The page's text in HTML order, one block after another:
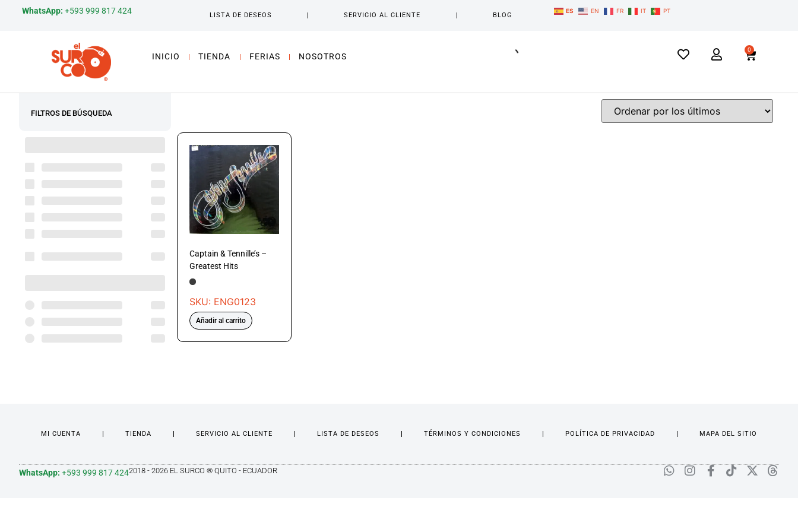
WhatsApp: +593 999 817 424 LISTA DE DESEOS SERVICIO AL CLIENTE BLOG
ES EN FR IT PT
INICIO TIENDA FERIAS NOSOTROS
0
FILTROS DE BÚSQUEDA
Captain & Tennille’s –
Greatest Hits
SKU: ENG0123
Añadir al carrito
MI CUENTA TIENDA SERVICIO AL CLIENTE LISTA DE DESEOS TÉRMINOS Y CONDICIONES POLÍTICA DE PRIVACIDAD MAPA DEL SITIO
WhatsApp: +593 999 817 4242018 - 2026 EL SURCO ® QUITO - ECUADOR